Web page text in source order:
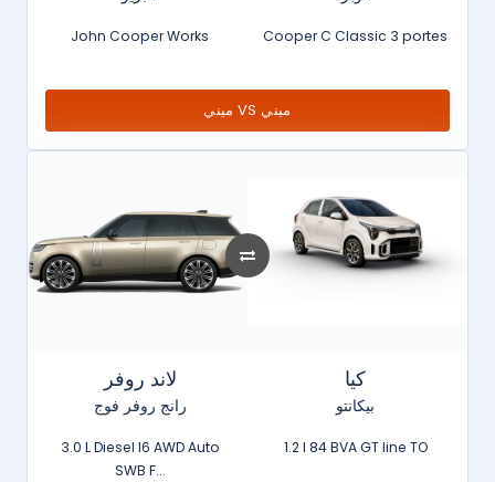
John Cooper Works Cooper C Classic 3 portes
ميني VS ميني
لاند روفر
رانج روفر فوج
3.0 L Diesel I6 AWD Auto
SWB F...
كيا
بيكانتو
1.2 l 84 BVA GT line TO